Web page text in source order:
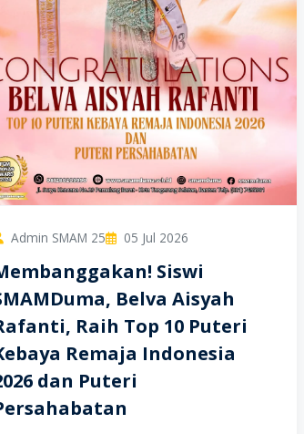
Admin SMAM 25 05 Jul 2026
Siswi
Belva Aisyah
Raih Top 10 Puteri
Remaja Indonesia
dan Puteri